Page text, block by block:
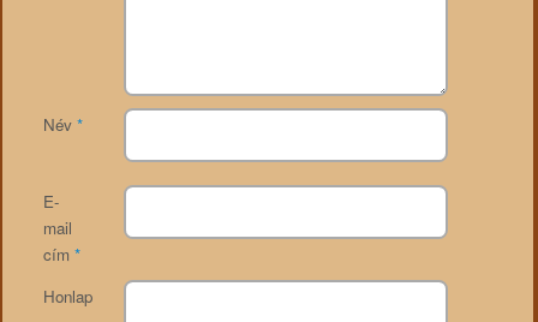
Név *
E-
mail
cím *
Honlap